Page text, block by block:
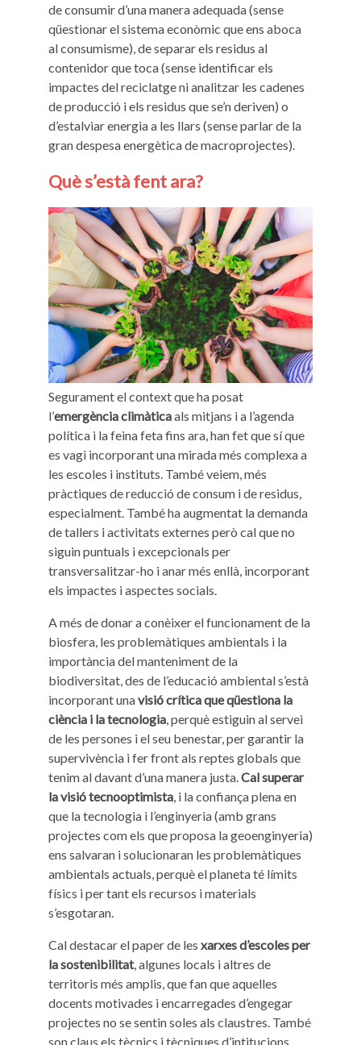
de consumir d’una manera adequada (sense
qüestionar el sistema econòmic que ens aboca
al consumisme), de separar els residus al
contenidor que toca (sense identificar els
impactes del reciclatge ni analitzar les cadenes
de producció i els residus que se’n deriven) o
d’estalviar energia a les llars (sense parlar de la
gran despesa energètica de macroprojectes).
Què s’està fent ara?
Segurament el context que ha posat
l’emergència climàticaals mitjans i a l’agenda
política i la feina feta fins ara, han fet que sí que
es vagi incorporant una mirada més complexa a
les escoles i instituts. També veiem, més
pràctiques de reducció de consum i de residus,
especialment. També ha augmentat la demanda
de tallers i activitats externes però cal que no
siguin puntuals i excepcionals per
transversalitzar-ho i anar més enllà, incorporant
els impactes i aspectes socials.
A més de donar a conèixer el funcionament de la
biosfera, les problemàtiques ambientals i la
importància del manteniment de la
biodiversitat, des de l’educació ambiental s’està
incorporant unavisió crítica que qüestiona la
ciència i la tecnologia, perquè estiguin al servei
de les persones i el seu benestar, per garantir la
supervivència i fer front als reptes globals que
tenim al davant d’una manera justa.Cal superar
la visió tecnooptimista, i la confiança plena en
que la tecnologia i l’enginyeria (amb grans
projectes com els que proposa la geoenginyeria)
ens salvaran i solucionaran les problemàtiques
ambientals actuals, perquè el planeta té límits
físics i per tant els recursos i materials
s’esgotaran.
Cal destacar el paper de les xarxes d’escoles per
la sostenibilitat, algunes locals i altres de
territoris més amplis, que fan que aquelles
docents motivades i encarregades d’engegar
projectes no se sentin soles als claustres. També
son claus els tècnics i tècniques d’intitucions